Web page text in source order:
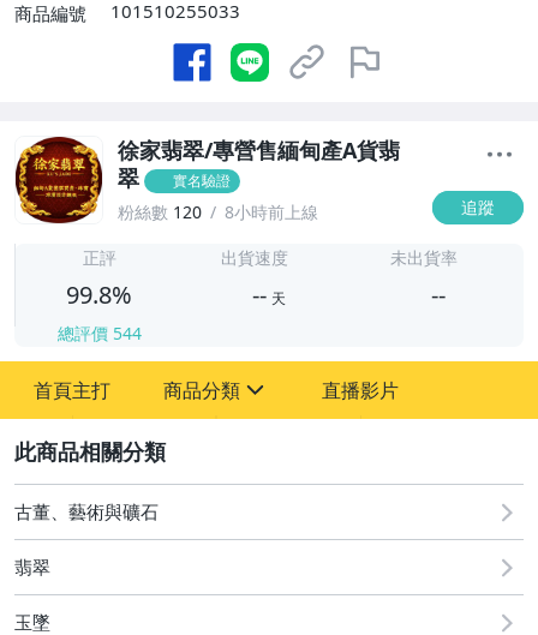
商品編號
101510255033
徐家翡翠/專營售緬甸產A貨翡
翠
實名驗證
粉絲數 120 8小時前上線 追蹤
正評
99.8%
總評價 544
出貨速度
-- 天
未出貨率
--
首頁主打 商品分類
古董、藝術與礦石
手錶與飾品配件
直播影片
古董、藝術與礦石
翡翠
玉墜